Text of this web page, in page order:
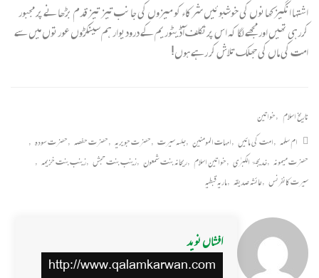
اشتہا انگیز کھانوں کی خوشبوئیں شرکاء کو میزوں کی جانب تیز تیز قدم بڑھانے پر مجبور
کررہی تھیں اور مجھے لگا کہ اس پرتکلف آڈیٹوریم کے درودیوار ہم سینکڑوں عورتوں میں سے
امت کی ماں کی جھلک تلاش کر رہے ہوں!
تاریخ اسلام ,خواتین
ام سلمہ ,امت کی مائیں ,امہات المومنین ,جلسہ سیرت ,حضرت جویریہ ,حضرت حفصہ ,حضرت سودہ ,
حضرت میمونہ ,خدیجۃ الکبرٰی ,خواتین اسلام ,ریحانہ بنت شمعون ,زینب بنت حجش ,زینب بنت خزیمہ ,
سیرت کانفرنس ,عائشہ صدیقہ ,ماریہ قبطیہ
افشاں نوید
http://www.qalamkarwan.com